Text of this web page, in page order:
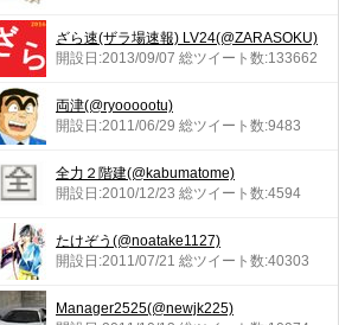
ざら速(ザラ場速報) LV24(@ZARASOKU)
開設日:2013/09/07 総ツイート数:133662
両津(@ryoooootu)
開設日:2011/06/29 総ツイート数:9483
全力２階建(@kabumatome)
開設日:2010/12/23 総ツイート数:4594
たけぞう(@noatake1127)
開設日:2011/07/21 総ツイート数:40303
Manager2525(@newjk225)